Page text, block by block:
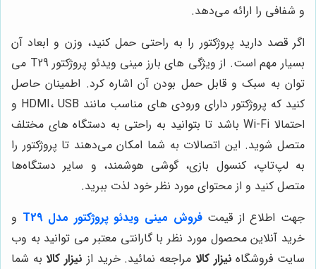
و شفافی را ارائه می‌دهد.
اگر قصد دارید پروژکتور را به راحتی حمل کنید، وزن و ابعاد آن
بسیار مهم است. از ویژگی های بارز مینی ویدئو پروژکتور T29
می
توان به سبک و قابل حمل بودن آن اشاره کرد. اطمینان حاصل
کنید که پروژکتور دارای ورودی های مناسب مانند HDMI، USB و
احتمالا
Wi-Fi باشد تا بتوانید به راحتی به دستگاه های مختلف
متصل شوید. این اتصالات به شما امکان می‌دهند تا پروژکتور را
به لپ‌تاپ، کنسول بازی، گوشی هوشمند، و سایر دستگاه‌ها
متصل کنید و از محتوای مورد نظر خود لذت ببرید.
جهت اطلاع از قیمتفروش مینی ویدئو پروژکتور مدل T29
و
خرید آنلاین محصول مورد نظر با گارانتی معتبر می توانید به وب
سایت فروشگاه نیزار کالا مراجعه نمائید. خرید از نیزار کالابه شما